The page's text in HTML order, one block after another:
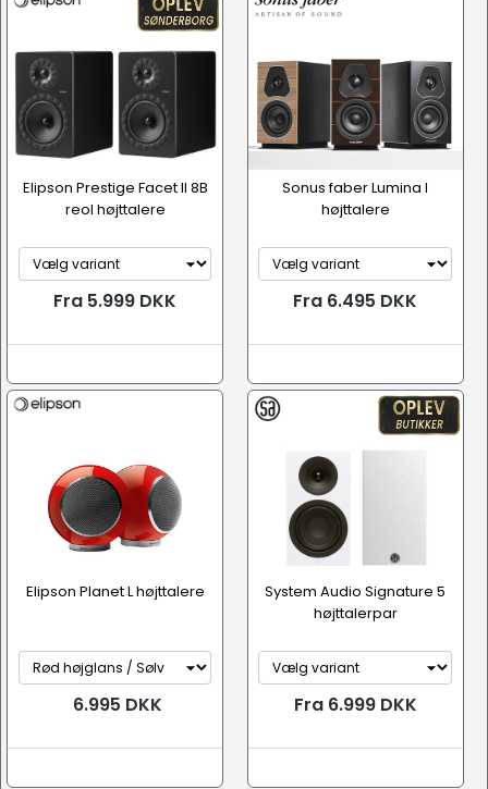
Elipson Prestige Facet II 8B
reol højttalere
Fra 5.999 DKK
Sonus faber Lumina I
højttalere
Fra 6.495 DKK
Elipson Planet L højttalere
6.995 DKK
System Audio Signature 5
højttalerpar
Fra 6.999 DKK